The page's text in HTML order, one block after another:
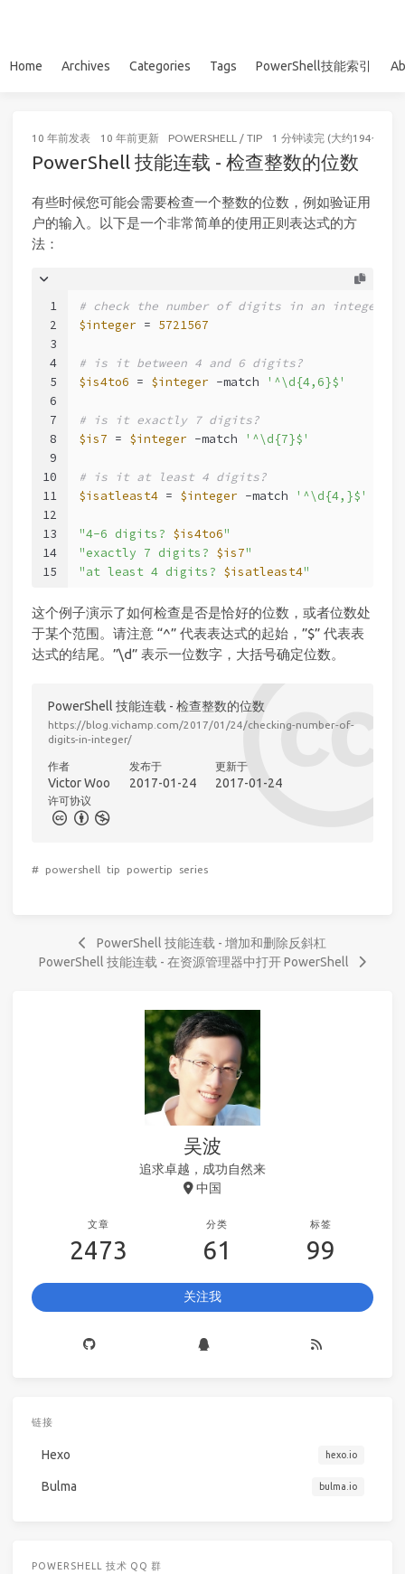
Home Archives Categories Tags PowerShell技能索引
10 年前发表 10 年前更新 POWERSHELL / TIP 1 分钟读完 (大约194个字)
PowerShell 技能连载 - 检查整数的位数
有些时候您可能会需要检查一个整数的位数，例如验证用
户的输入。以下是一个非常简单的使用正则表达式的方
法：
1
2
3
4
5
6
7
8
9
10
11
12
13
14
15
# check the number of digits in an integer
$integer = 5721567
# is it between 4 and 6 digits?
$is4to6 = $integer -match '^\d{4,6}$'
# is it exactly 7 digits?
$is7 = $integer -match '^\d{7}$'
# is it at least 4 digits?
$isatleast4 = $integer -match '^\d{4,}$'
"4-6 digits? $is4to6"
"exactly 7 digits? $is7"
"at least 4 digits? $isatleast4"
这个例子演示了如何检查是否是恰好的位数，或者位数处
于某个范围。请注意 “^” 代表表达式的起始，”$” 代表表
达式的结尾。”\d” 表示一位数字，大括号确定位数。
PowerShell 技能连载 - 检查整数的位数
https://blog.vichamp.com/2017/01/24/checking-number-of-
digits-in-integer/
作者
Victor Woo
发布于
2017-01-24
更新于
2017-01-24
许可协议
# powershell tip powertip series
PowerShell 技能连载 - 增加和删除反斜杠
PowerShell 技能连载 - 在资源管理器中打开 PowerShell
吴波
追求卓越，成功自然来
中国
文章
2473
分类
61
标签
99
关注我
链接
Hexo hexo.io
Bulma bulma.io
POWERSHELL 技术 QQ 群